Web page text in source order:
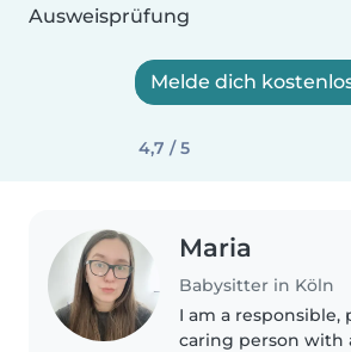
Ausweisprüfung
Melde dich
4,7 / 5
Maria
Babysitter in Köln
I am a responsible,
caring person with